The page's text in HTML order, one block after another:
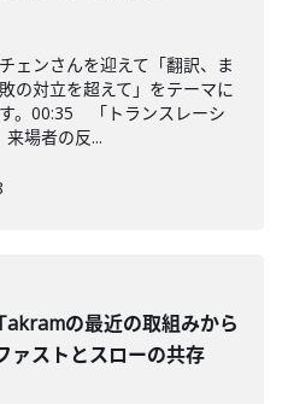
ェンさんを迎えて「翻訳、ま
の対立を超えて」をテーマに
。00:35 「トランスレーシ
場者の反...
の最近の取組みから
ァストとスローの共存